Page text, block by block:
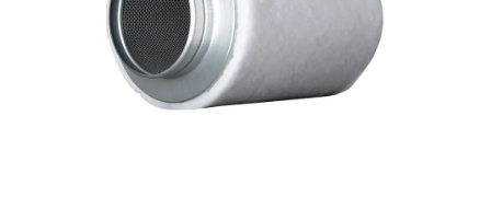
Geschäftsbewertung Kaufberatung
Blog
Datenschutzerklärung Impressum